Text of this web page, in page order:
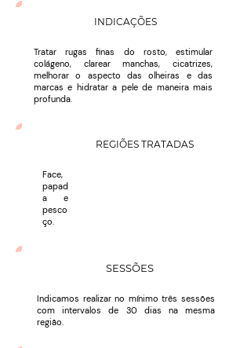
INDICAÇÕES
Tratar rugas finas do rosto, estimular
colágeno, clarear manchas, cicatrizes,
melhorar o aspecto das olheiras e das
marcas e hidratar a pele de maneira mais
profunda.
REGIÕES TRATADAS
Face,
papad
a e
pesco
ço.
SESSÕES
Indicamos realizar no mínimo três sessões
com intervalos de 30 dias na mesma
região.